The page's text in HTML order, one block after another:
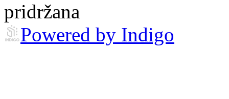
pridržana
Powered by Indigo